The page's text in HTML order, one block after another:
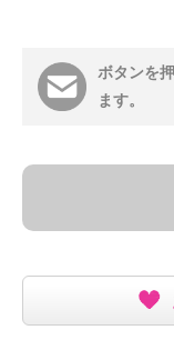
ボタンを
ます。